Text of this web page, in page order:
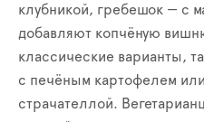
клубникой, гребешок — с
добавляют копчёную
классические варианты,
с печёным картофелем
страчателлой.